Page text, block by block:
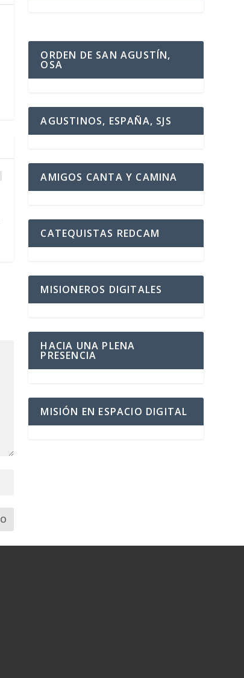
ORDEN DE SAN AGUSTÍN,
OSA
AGUSTINOS, ESPAÑA, SJS
AMIGOS CANTA Y CAMINA
CATEQUISTAS REDCAM
MISIONEROS DIGITALES
HACIA UNA PLENA
PRESENCIA
MISIÓN EN ESPACIO DIGITAL